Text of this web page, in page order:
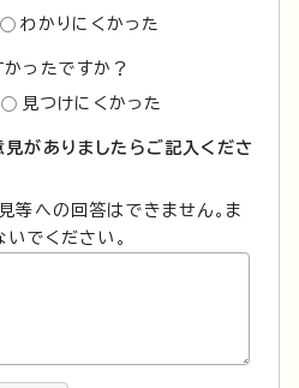
わかりにくかった
ったですか？
見つけにくかった
がありましたらご記入くださ
等への回答はできません。ま
でください。